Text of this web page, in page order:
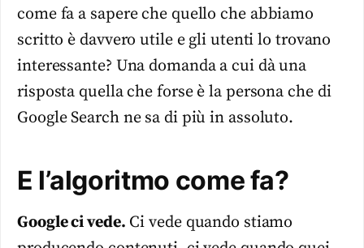
come fa a sapere che quello che abbiamo
scritto è davvero utile e gli utenti lo trovano
interessante? Una domanda a cui dà una
risposta quella che forse è la persona che di
Google Search ne sa di più in assoluto.
E l’algoritmo come fa?
Google ci vede. Ci vede quando stiamo